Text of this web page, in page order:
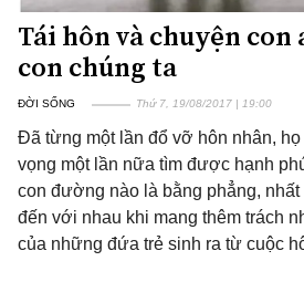
Tái hôn và chuyện
con chúng ta
ĐỜI SỐNG Thứ 7, 19/08/2017 | 19:00
Đã từng một lần đổ vỡ hôn nhân,
vọng một lần nữa tìm được hạnh
con đường nào là bằng phẳng,
đến với nhau khi mang thêm trách
của những đứa trẻ sinh ra từ cuộc